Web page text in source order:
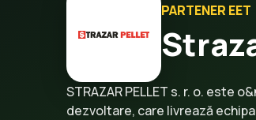
PARTENER EET
STRAZAR PELLET s. r. o. este
dezvoltare, care livrează